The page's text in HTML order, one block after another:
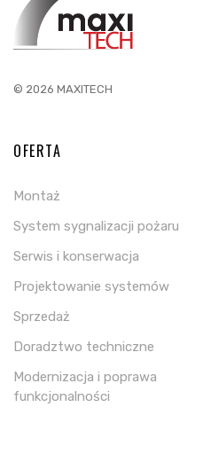
© 2026 MAXITECH
OFERTA
Montaż
System sygnalizacji pożaru
Serwis i konserwacja
Projektowanie systemów
Sprzedaż
Doradztwo techniczne
Modernizacja i poprawa
funkcjonalności